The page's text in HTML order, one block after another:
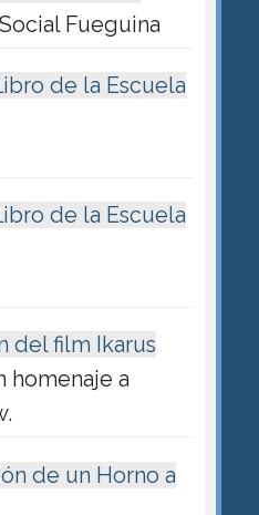
Fueguina
de la Escuela
de la Escuela
del film Ikarus
homenaje a
de un Horno a